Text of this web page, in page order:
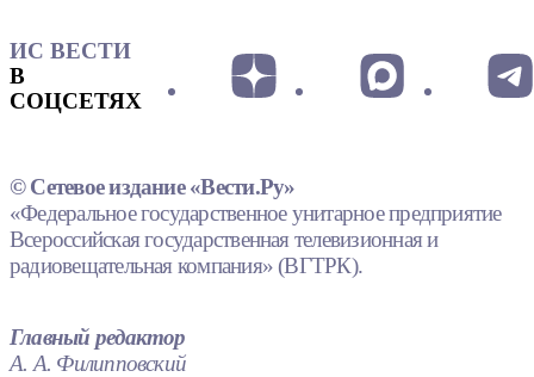
ИС ВЕСТИ
В
СОЦСЕТЯХ
© Сетевое издание «Вести.Ру»
«Федеральное государственное унитарное предприятие
Всероссийская государственная телевизионная и
радиовещательная компания» (ВГТРК).
Главный редактор
А. А. Филипповский